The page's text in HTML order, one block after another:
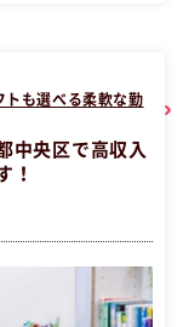
トも選べる柔軟な勤
中央区で高収入
！